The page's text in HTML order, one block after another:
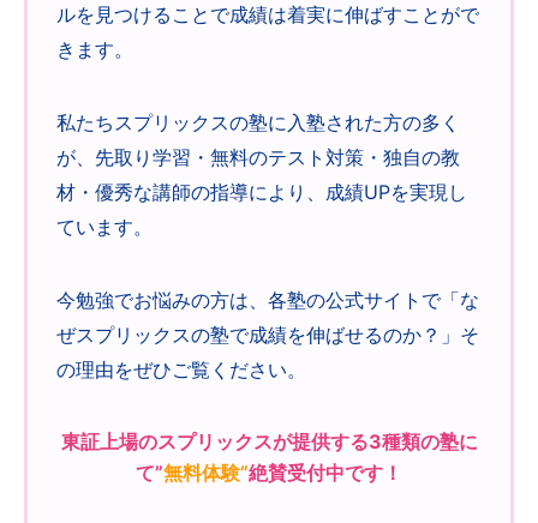
ルを見つけることで成績は着実に伸ばすことがで
きます。
私たちスプリックスの塾に入塾された方の多く
が、先取り学習・無料のテスト対策・独自の教
材・優秀な講師の指導により、成績UPを実現し
ています。
今勉強でお悩みの方は、各塾の公式サイトで「な
ぜスプリックスの塾で成績を伸ばせるのか？」そ
の理由をぜひご覧ください。
東証上場のスプリックスが提供する3種類の塾に
て”無料体験”絶賛受付中です！